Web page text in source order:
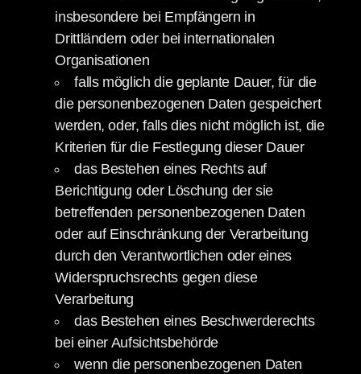
insbesondere bei Empfängern in
Drittländern oder bei internationalen
Organisationen
falls möglich die geplante Dauer, für die
die personenbezogenen Daten gespeichert
werden, oder, falls dies nicht möglich ist, die
Kriterien für die Festlegung dieser Dauer
das Bestehen eines Rechts auf
Berichtigung oder Löschung der sie
betreffenden personenbezogenen Daten
oder auf Einschränkung der Verarbeitung
durch den Verantwortlichen oder eines
Widerspruchsrechts gegen diese
Verarbeitung
das Bestehen eines Beschwerderechts
bei einer Aufsichtsbehörde
wenn die personenbezogenen Daten